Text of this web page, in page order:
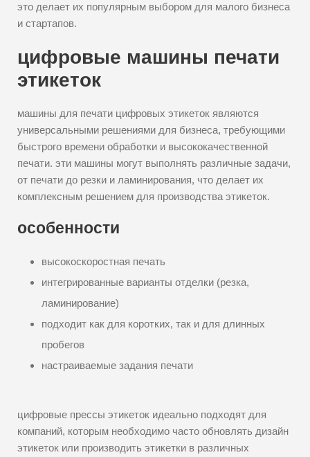
это делает их популярным выбором для малого бизнеса
и стартапов.
цифровые машины печати
этикеток
машины для печати цифровых этикеток являются
универсальными решениями для бизнеса, требующими
быстрого времени обработки и высококачественной
печати. эти машины могут выполнять различные задачи,
от печати до резки и ламинирования, что делает их
комплексным решением для производства этикеток.
особенности
высокоскоростная печать
интегрированные варианты отделки (резка,
ламинирование)
подходит как для коротких, так и для длинных
пробегов
настраиваемые задания печати
цифровые прессы этикеток идеально подходят для
компаний, которым необходимо часто обновлять дизайн
этикеток или производить этикетки в различных